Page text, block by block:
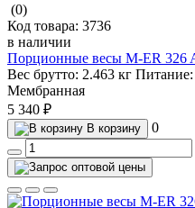
(0)
Код товара: 3736
в наличии
Порционные весы M-ER 326
Вес брутто: 2.463 кг Питание:
Мембранная
5 340 ₽
В корзину 0